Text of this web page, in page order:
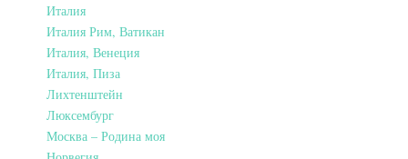
Италия
Италия Рим, Ватикан
Италия, Венеция
Италия, Пиза
Лихтенштейн
Люксембург
Москва – Родина моя